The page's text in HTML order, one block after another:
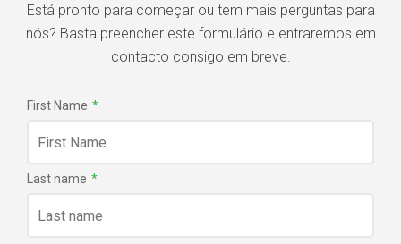
Está pronto para começar ou tem mais perguntas para
nós? Basta preencher este formulário e entraremos em
contacto consigo em breve.
First Name *
Last name *